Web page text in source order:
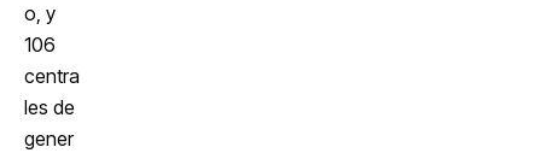
o, y
106
centra
les de
gener